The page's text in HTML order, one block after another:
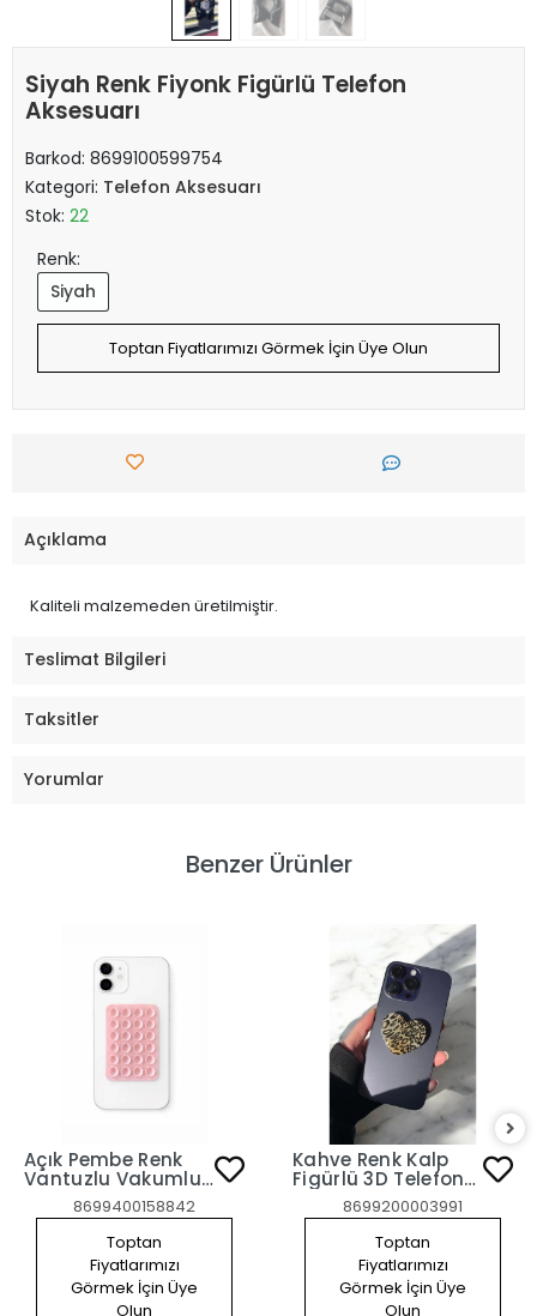
Siyah Renk Fiyonk Figürlü Telefon
Aksesuarı
Barkod: 8699100599754
Kategori: Telefon Aksesuarı
Stok: 22
Renk:
Siyah
Toptan Fiyatlarımızı Görmek İçin Üye Olun
Açıklama
Kaliteli malzemeden üretilmiştir.
Teslimat Bilgileri
Taksitler
Yorumlar
Benzer Ürünler
Açık Pembe Renk
Vantuzlu Vakumlu
Yapışkanlı Telefon
Tutacağı8699400158842
Toptan
Fiyatlarımızı
Görmek İçin Üye
Olun
Kahve Renk Kalp
Figürlü 3D Telefon
Tutacağı8699200003991
Toptan
Fiyatlarımızı
Görmek İçin Üye
Olun